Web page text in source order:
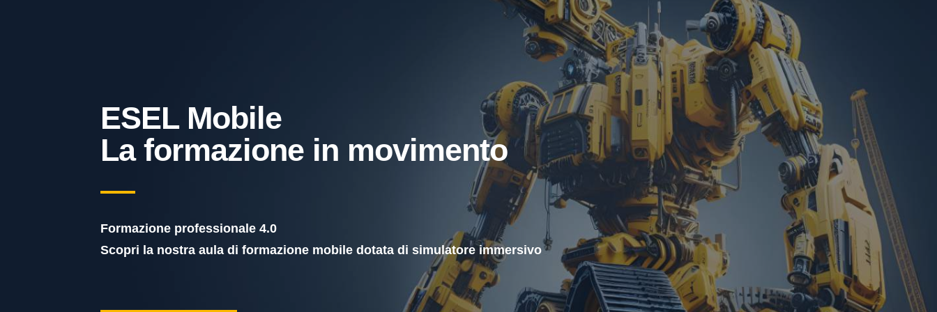
ESEL Mobile
La formazione in movimento
Formazione professionale 4.0
Scopri la nostra aula di formazione mobile dotata di simulatore immersivo